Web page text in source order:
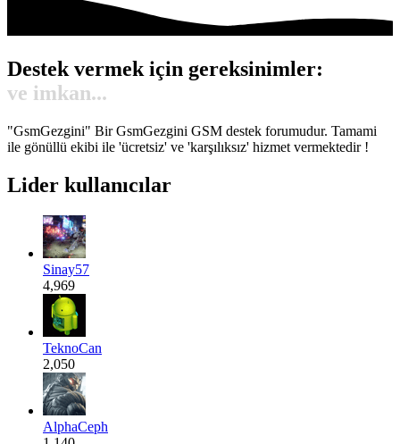
Destek vermek için gereksinimler:
Gönül...
"GsmGezgini" Bir GsmGezgini GSM destek forumudur. Tamami
ile gönüllü ekibi ile 'ücretsiz' ve 'karşılıksız' hizmet vermektedir !
Lider kullanıcılar
Sinay57
4,969
TeknoCan
2,050
AlphaCeph